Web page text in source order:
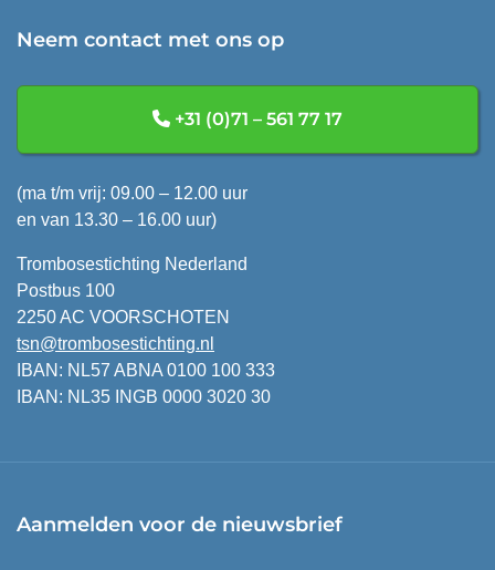
Neem contact met ons op
+31 (0)71 – 561 77 17
(ma t/m vrij: 09.00 – 12.00 uur
en van 13.30 – 16.00 uur)
Trombosestichting Nederland
Postbus 100
2250 AC VOORSCHOTEN
tsn@trombosestichting.nl
IBAN: NL57 ABNA 0100 100 333
IBAN: NL35 INGB 0000 3020 30
Aanmelden voor de nieuwsbrief